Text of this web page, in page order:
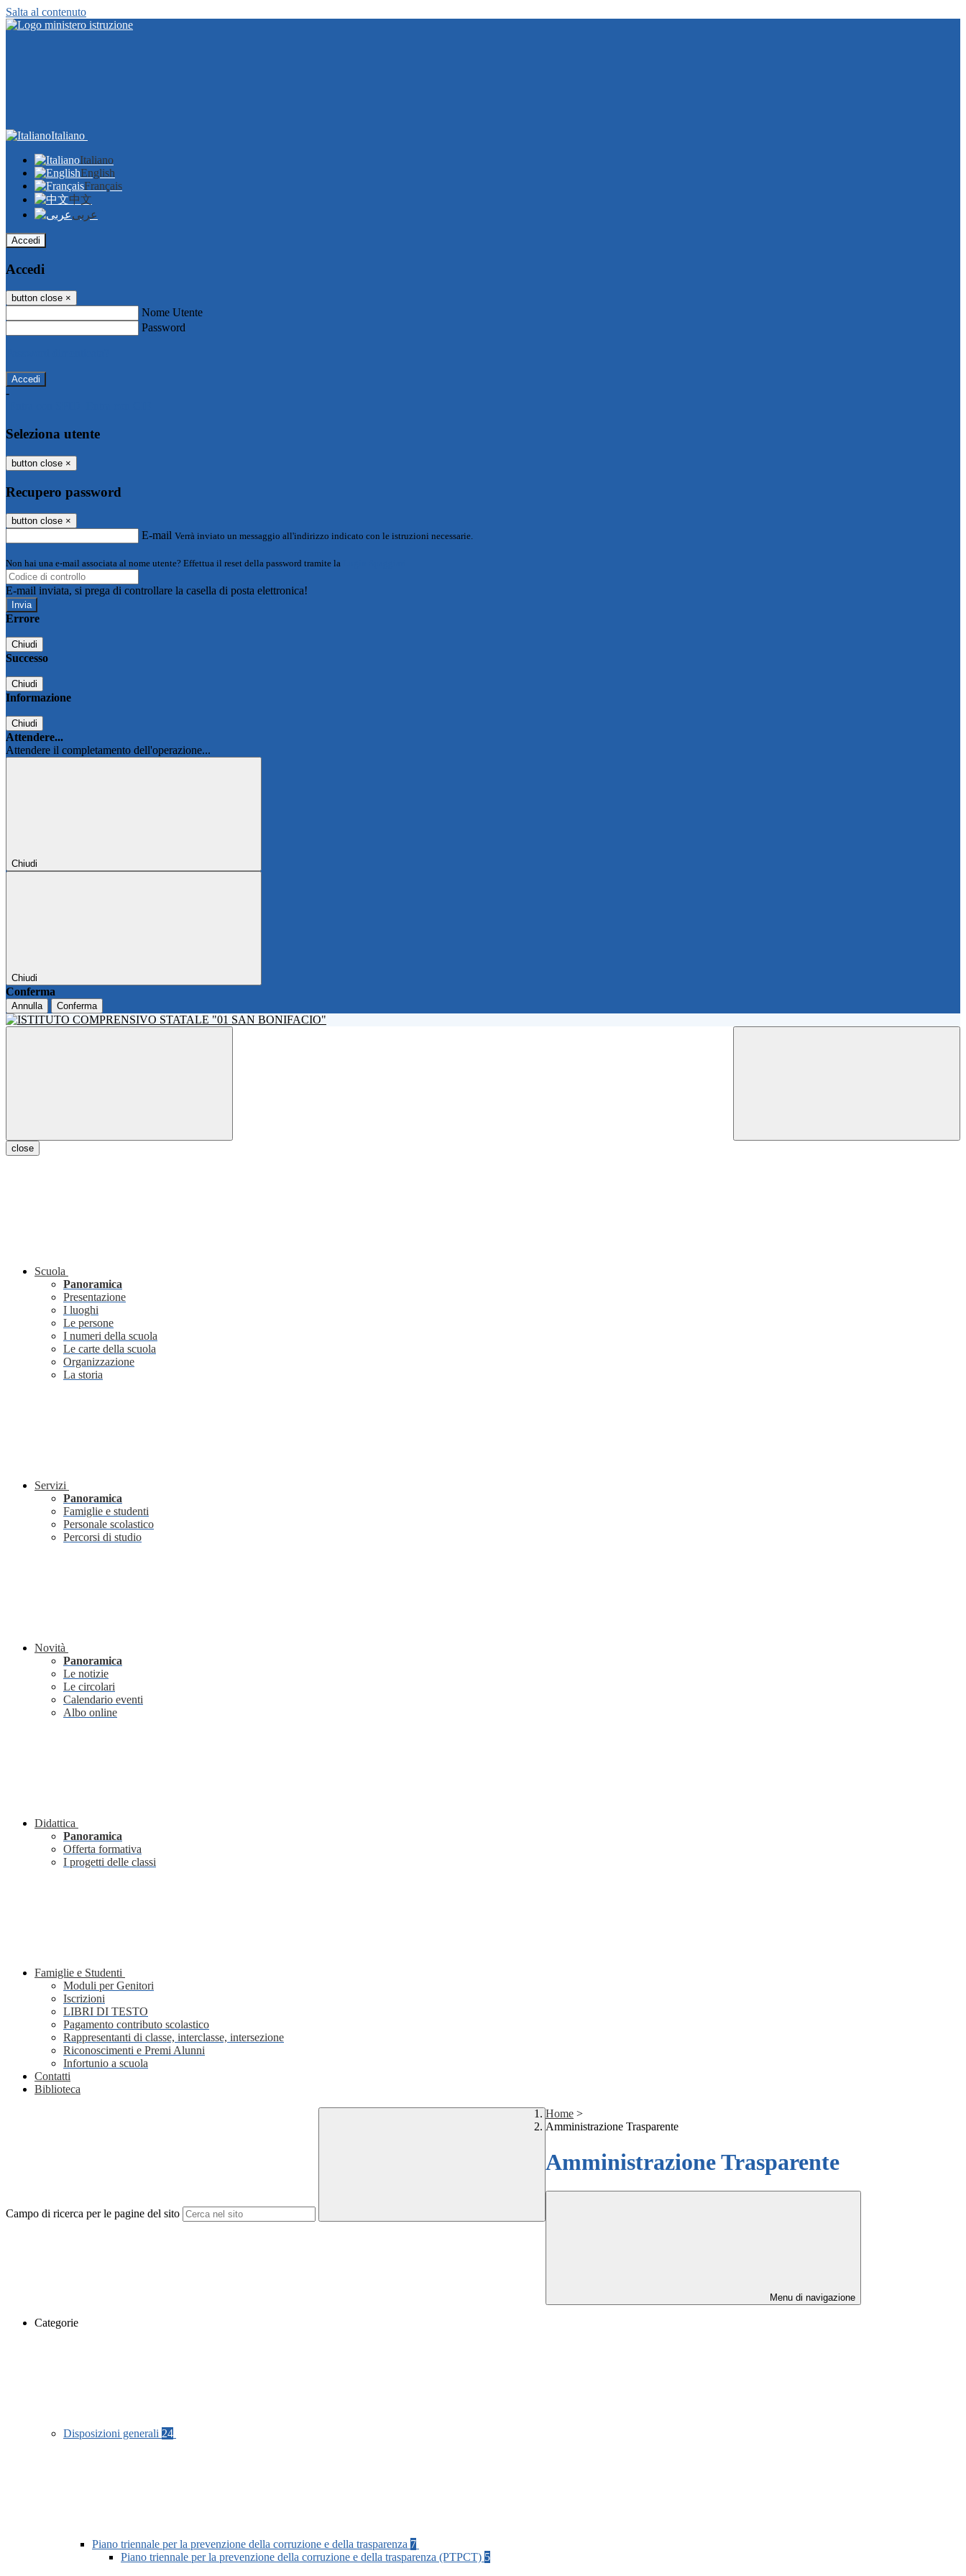
Salta al contenuto
Italiano
Italiano
English
Français
中文
عربى
Accedi
Accedi
button close ×
Nome Utente
Password
-
Seleziona utente
button close ×
Recupero password
button close ×
E-mail Verrà inviato un messaggio all'indirizzo indicato con le istruzioni necessarie.
Non hai una e-mail associata al nome utente? Effettua il reset della password tramite la
E-mail inviata, si prega di controllare la casella di posta elettronica!
Errore
Chiudi
Successo
Chiudi
Informazione
Chiudi
Attendere...
Attendere il completamento dell'operazione...
Chiudi
Chiudi
Conferma
Annulla Conferma
close
Scuola
Panoramica
Presentazione
I luoghi
Le persone
I numeri della scuola
Le carte della scuola
Organizzazione
La storia
Servizi
Panoramica
Famiglie e studenti
Personale scolastico
Percorsi di studio
Novità
Panoramica
Le notizie
Le circolari
Calendario eventi
Albo online
Didattica
Panoramica
Offerta formativa
I progetti delle classi
Famiglie e Studenti
Moduli per Genitori
Iscrizioni
LIBRI DI TESTO
Pagamento contributo scolastico
Rappresentanti di classe, interclasse, intersezione
Riconoscimenti e Premi Alunni
Infortunio a scuola
Contatti
Biblioteca
Campo di ricerca per le pagine del sito
Home >
Amministrazione Trasparente
Amministrazione Trasparente
Menu di navigazione
Categorie
Disposizioni generali 24
Piano triennale per la prevenzione della corruzione e della trasparenza 7
Piano triennale per la prevenzione della corruzione e della trasparenza (PTPCT) 5